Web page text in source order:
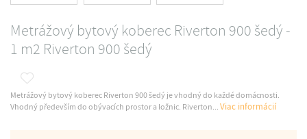
Metrážový bytový koberec Riverton 900 šedý -
1 m2 Riverton 900 šedý
Metrážový bytový koberec Riverton 900 šedý je vhodný do každé domácnosti.
Vhodný především do obývacích prostor a ložnic. Riverton...Viac informácií